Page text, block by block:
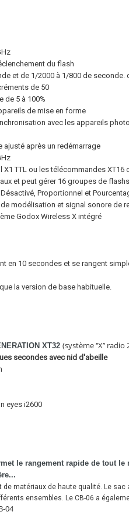
du flash
et de 1/2000 à 1/800 de seconde.
de 50
de 5 à 100%
de mise en forme
avec les appareils
ajusté après un redémarrage
TTL ou les télécommandes
et peut gérer 16 groupes de flashs
Proportionnel et
modélisation et signal sonore de
Godox Wireless X intégré
en 10 secondes et se rangent
la version de base habituelle.
XT32 (système ‘’X’’ radio
secondes avec nid d'abeille
eyes i2600
le rangement rapide de tout
de matériaux de haute qualité. Le
ensembles. Le CB-06 a
04